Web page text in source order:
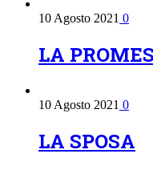
10 Agosto 2021 0
LA
10 Agosto 2021 0
LA SPOSA